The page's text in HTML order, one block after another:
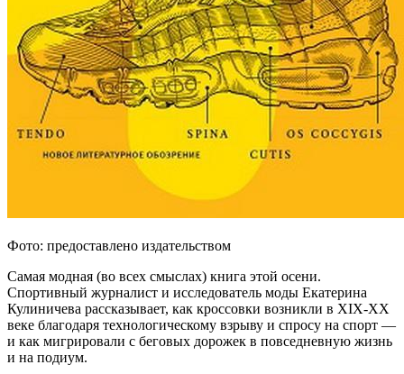
Фото: предоставлено издательством
Самая модная (во всех смыслах) книга этой осени.
Спортивный журналист и исследователь моды Екатерина
Кулиничева рассказывает, как кроссовки возникли в XIX-XX
веке благодаря технологическому взрыву и спросу на спорт —
и как мигрировали с беговых дорожек в повседневную жизнь
и на подиум.